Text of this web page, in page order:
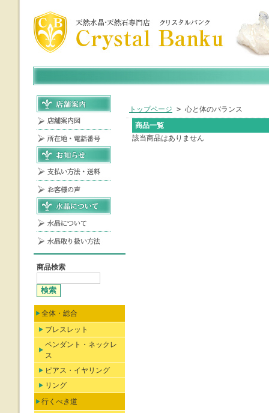
商品検索
全体・総合
ブレスレット
ペンダント・ネックレ
ス
ピアス・イヤリング
リング
行くべき道
トップページ > 心と体のバランス
商品一覧
該当商品はありません